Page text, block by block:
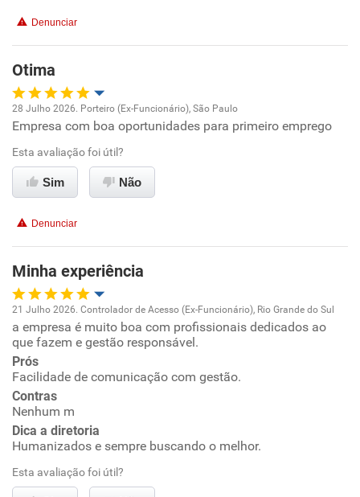
Recomenda esta empresa
Recomenda a diretoria
Denunciar
Otima
Oportunidade de promoção
Ambiente de trabalho
Benefícios
Recomenda esta empresa
Recomenda a diretoria
28 Julho 2026. Porteiro (Ex-Funcionário), São Paulo
Empresa com boa oportunidades para primeiro emprego
Esta avaliação foi útil?
Sim Não
Denunciar
Minha experiência
Oportunidade de promoção
Ambiente de trabalho
Conciliação com a vida familiar
Benefícios
Recomenda esta empresa
21 Julho 2026. Controlador de Acesso (Ex-Funcionário), Rio Grande do Sul
a empresa é muito boa com profissionais dedicados ao
que fazem e gestão responsável.
Prós
Facilidade de comunicação com gestão.
Contras
Nenhum m
Dica a diretoria
Humanizados e sempre buscando o melhor.
Esta avaliação foi útil?